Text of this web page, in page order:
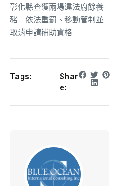
彰化縣查獲兩場違法廚餘養
豬 依法重罰、移動管制並
取消申請補助資格
Tags:
Shar
e: